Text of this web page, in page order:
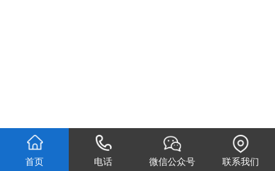
首页 电话 微信公众号 联系我们